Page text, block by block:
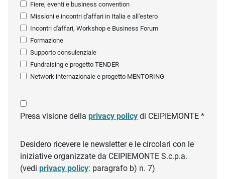
Fiere, eventi e business convention
Missioni e incontri d'affari in Italia e all'estero
Incontri d'affari, Workshop e Business Forum
Formazione
Supporto consulenziale
Fundraising e progetto TENDER
Network internazionale e progetto MENTORING
Presa visione della privacy policy di CEIPIEMONTE *
Desidero ricevere le newsletter e le circolari con le
iniziative organizzate da CEIPIEMONTE S.c.p.a.
(vedi privacy policy: paragrafo b) n. 7)